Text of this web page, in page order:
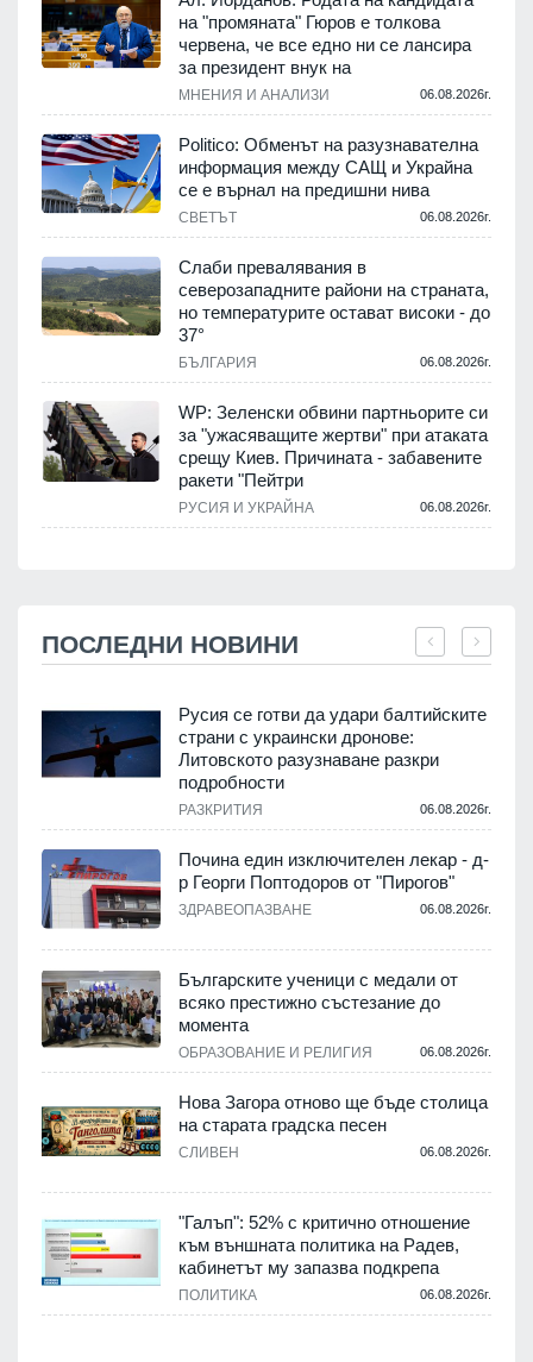
на "промяната" Гюров е толкова
червена, че все едно ни се лансира
за президент внук на
МНЕНИЯ И АНАЛИЗИ 06.08.2026г.
Politico: Обменът на разузнавателна
информация между САЩ и Украйна
се е върнал на предишни нива
СВЕТЪТ 06.08.2026г.
Слаби превалявания в
северозападните райони на страната,
но температурите остават високи - до
37°
БЪЛГАРИЯ 06.08.2026г.
WP: Зеленски обвини партньорите си
за "ужасяващите жертви" при атаката
срещу Киев. Причината - забавените
ракети "Пейтри
РУСИЯ И УКРАЙНА 06.08.2026г.
ПОСЛЕДНИ НОВИНИ
Русия се готви да удари балтийските
страни с украински дронове:
Литовското разузнаване разкри
подробности
РАЗКРИТИЯ 06.08.2026г.
Почина един изключителен лекар - д-
р Георги Поптодоров от "Пирогов"
ЗДРАВЕОПАЗВАНЕ 06.08.2026г.
Българските ученици с медали от
всяко престижно състезание до
момента
ОБРАЗОВАНИЕ И РЕЛИГИЯ 06.08.2026г.
Нова Загора отново ще бъде столица
на старата градска песен
СЛИВЕН 06.08.2026г.
"Галъп": 52% с критично отношение
към външната политика на Радев,
кабинетът му запазва подкрепа
ПОЛИТИКА 06.08.2026г.